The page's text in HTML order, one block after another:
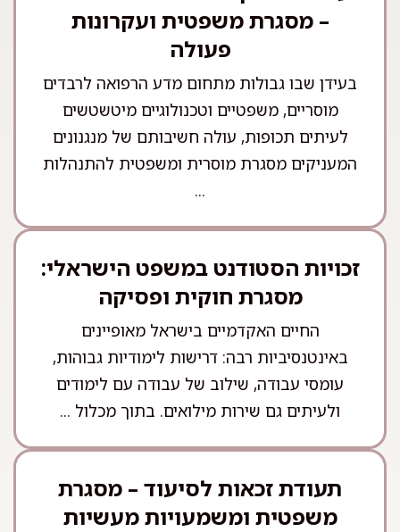
– מסגרת משפטית ועקרונות
פעולה
בעידן שבו גבולות מתחום מדע הרפואה לרבדים
מוסריים, משפטיים וטכנולוגיים מיטשטשים
לעיתים תכופות, עולה חשיבותם של מנגנונים
המעניקים מסגרת מוסרית ומשפטית להתנהלות
...
זכויות הסטודנט במשפט הישראלי:
מסגרת חוקית ופסיקה
החיים האקדמיים בישראל מאופיינים
באינטנסיביות רבה: דרישות לימודיות גבוהות,
עומסי עבודה, שילוב של עבודה עם לימודים
ולעיתים גם שירות מילואים. בתוך מכלול ...
תעודת זכאות לסיעוד – מסגרת
משפטית ומשמעויות מעשיות